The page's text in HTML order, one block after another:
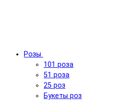
Розы
101 роза
51 роза
25 роз
Букеты роз